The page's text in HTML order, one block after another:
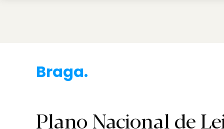
Braga.
Plano Nacional de